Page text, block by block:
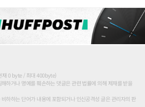
재 0 byte / 최대 400byte)
하거나 명예를 훼손하는 댓글은 관련 법률에 의해 제재를 받을
하하는 단어가 내용에 포함되거나 인신공격성 글은 관리자의 판